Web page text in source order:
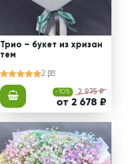
Трио – букет из хризан
тем
2
-10% 2 975 ₽
от 2 678 ₽